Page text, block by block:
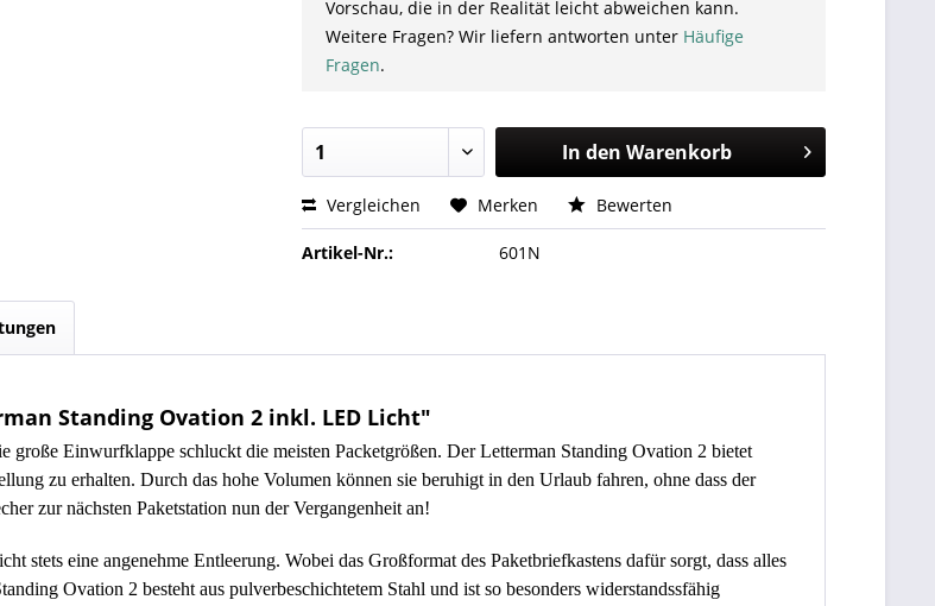
Vorschau, die in der Realität leicht abweichen kann.
Weitere Fragen? Wir liefern antworten unter Häufige
Fragen.
In den Warenkorb
Vergleichen Merken Bewerten
Artikel-Nr.: 601N
Standing Ovation 2 inkl. LED Licht"
Einwurfklappe schluckt die meisten Packetgrößen. Der Letterman Standing Ovation 2 bietet
zu erhalten. Durch das hohe Volumen können sie beruhigt in den Urlaub fahren, ohne dass der
zur nächsten Paketstation nun der Vergangenheit an!
stets eine angenehme Entleerung. Wobei das Großformat des Paketbriefkastens dafür sorgt, dass alles
Ovation 2 besteht aus pulverbeschichtetem Stahl und ist so besonders widerstandssfähig